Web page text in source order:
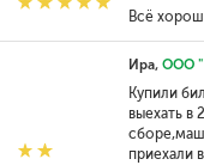
Всё
Ира, ООО
Купили
выехать в
приехали